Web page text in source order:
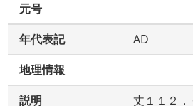
元号
年代表記
AD
地理情報
説明
丈１１２